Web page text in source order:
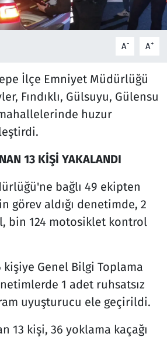
A- A+
İlçe Emniyet Müdürlüğü
Fındıklı, Gülsuyu, Gülensu
huzur
13 KİŞİ YAKALANDI
bağlı 49 ekipten
görev aldığı denetimde, 2
bin 124 motosiklet kontrol
kişiye Genel Bilgi Toplama
1 adet ruhsatsız
uyuşturucu ele geçirildi.
13 kişi, 36 yoklama kaçağı